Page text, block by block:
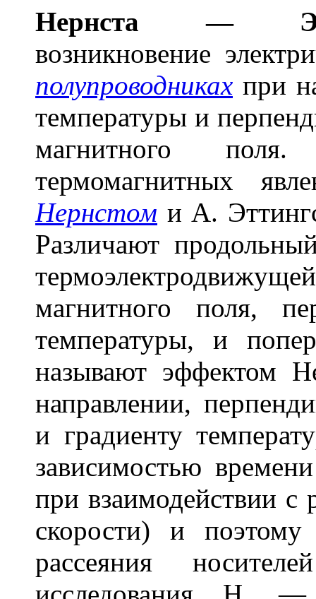
Нернста —
возникновение
полупроводниках при
температуры и
магнитного
термомагнитных
Нернстом и А.
Различают
магнитного поля,
температуры, и
называют эффектом
направлении,
и градиенту
зависимостью
при взаимодействии с
скорости) и поэтому
рассеяния